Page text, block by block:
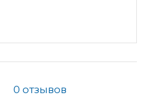
0 отзывов